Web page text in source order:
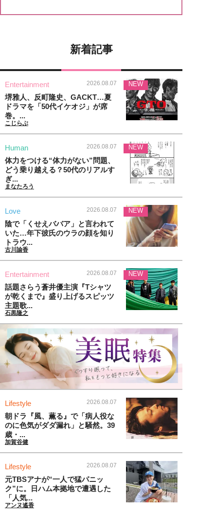
新着記事
Entertainment 2026.08.07
堺雅人、反町隆史、GACKT…夏
ドラマを「50代イケオジ」が席
巻。...
こじらぶ
NEW
Human 2026.08.07
体力をつける“体力がない”問題、
どう乗り越える？50代のリアルす
ぎ...
まなたろう
NEW
Love 2026.08.07
陰で「くせえババア」と言われて
いた…年下彼氏のウラの顔を知り
トラウ...
古川諭香
NEW
Entertainment 2026.08.07
話題さらう蒼井優主演『Tシャツ
が乾くまで』盛り上げるスピッツ
主題歌...
石黒隆之
NEW
Lifestyle 2026.08.07
朝ドラ『風、薫る』で「病人役な
のに色気がダダ漏れ」と騒然。39
歳・...
加賀谷健
Lifestyle 2026.08.07
元TBSアナが“一人で猛パニッ
ク”に。日ハム本拠地で遭遇した
「人気...
アンヌ遙香